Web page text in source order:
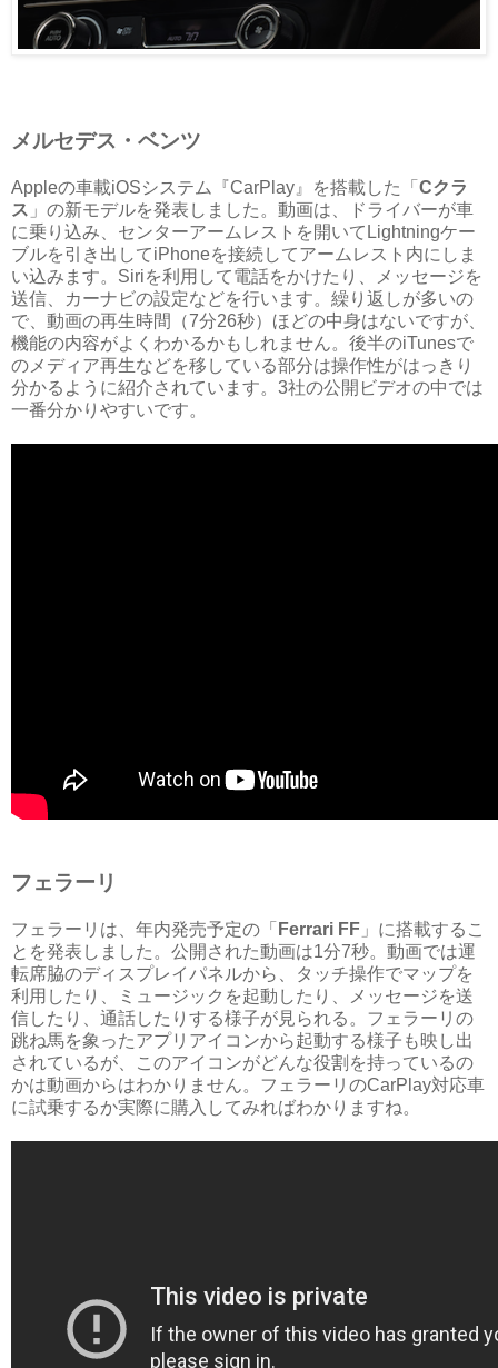
メルセデス・ベンツ
Appleの車載iOSシステム『CarPlay』を搭載した「 Cクラ
ス 」の新モデルを発表しました。動画は、ドライバーが車
に乗り込み、センターアームレストを開いてLightningケー
ブルを引き出してiPhoneを接続してアームレスト内にしま
い込みます。Siriを利用して電話をかけたり、メッセージを
送信、カーナビの設定などを行います。繰り返しが多いの
で、動画の再生時間（7分26秒）ほどの中身はないですが、
機能の内容がよくわかるかもしれません。後半のiTunesで
のメディア再生などを移している部分は操作性がはっきり
分かるように紹介されています。3社の公開ビデオの中では
一番分かりやすいです。
フェラーリ
フェラーリは、年内発売予定の「 Ferrari FF 」に搭載するこ
とを発表しました。公開された動画は1分7秒。動画では運
転席脇のディスプレイパネルから、タッチ操作でマップを
利用したり、ミュージックを起動したり、メッセージを送
信したり、通話したりする様子が見られる。フェラーリの
跳ね馬を象ったアプリアイコンから起動する様子も映し出
されているが、このアイコンがどんな役割を持っているの
かは動画からはわかりません。フェラーリのCarPlay対応車
に試乗するか実際に購入してみればわかりますね。